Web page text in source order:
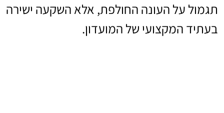
תגמול על העונה החולפת, אלא השקעה ישירה
בעתיד המקצועי של המועדון.